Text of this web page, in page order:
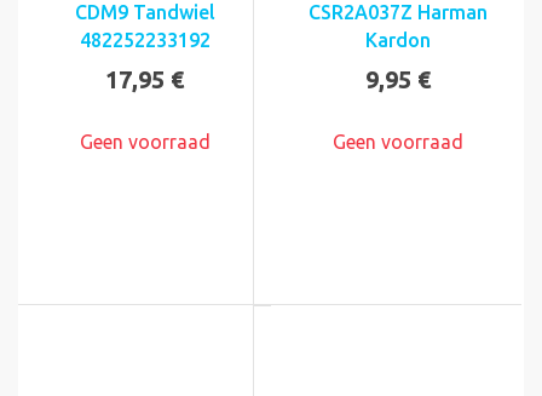
CDM9 Tandwiel
482252233192
17,95 €
Geen voorraad
CSR2A037Z Harman
Kardon
9,95 €
Geen voorraad